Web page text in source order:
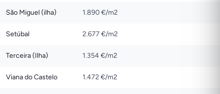
São Miguel (ilha) 1.890 €/m2
Setúbal 2.677 €/m2
Terceira (Ilha) 1.354 €/m2
Viana do Castelo 1.472 €/m2